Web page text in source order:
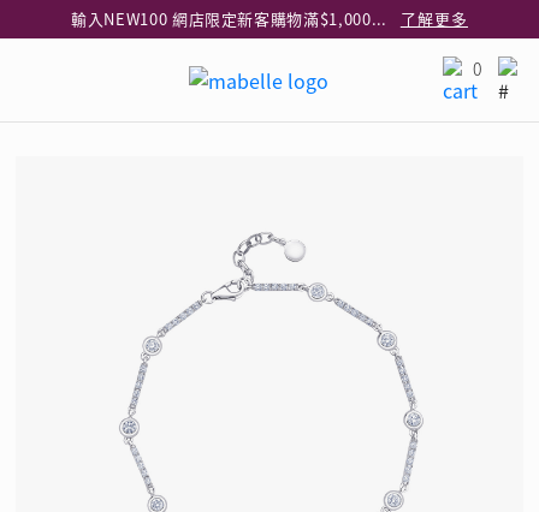
輸入NEW100 網店限定新客購物滿$1,000減$100
了解更多
指定純銀動物耳環2件享7折
0